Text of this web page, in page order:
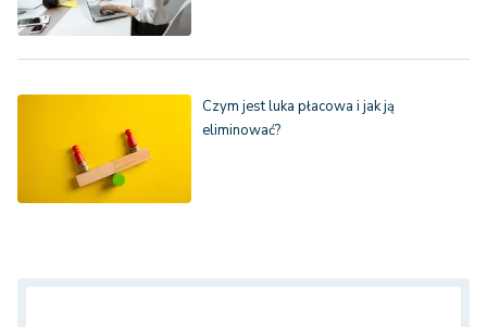
Czym jest luka płacowa i jak ją
eliminować?